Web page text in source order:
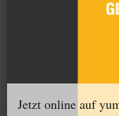
Jetzt online auf